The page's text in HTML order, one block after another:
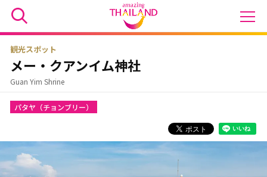
観光スポット
メー・クアンイム神社
Guan Yim Shrine
パタヤ（チョンブリー）